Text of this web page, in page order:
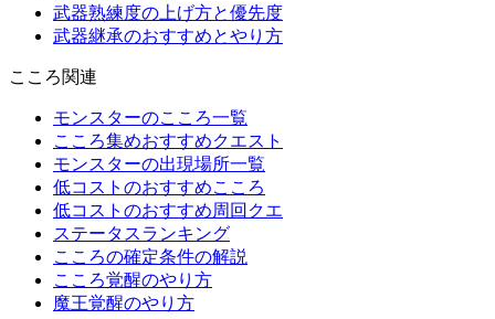
武器熟練度の上げ方と優先度
武器継承のおすすめとやり方
こころ関連
モンスターのこころ一覧
こころ集めおすすめクエスト
モンスターの出現場所一覧
低コストのおすすめこころ
低コストのおすすめ周回クエ
ステータスランキング
こころの確定条件の解説
こころ覚醒のやり方
魔王覚醒のやり方